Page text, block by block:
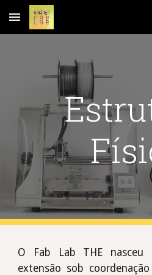
Skip to main content
O Fab Lab THE nasceu
extensão sob